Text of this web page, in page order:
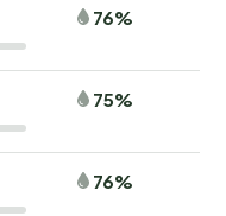
76%
75%
76%